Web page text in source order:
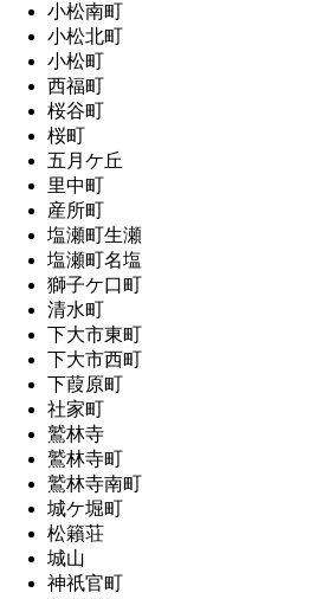
小松南町
小松北町
小松町
西福町
桜谷町
桜町
五月ケ丘
里中町
産所町
塩瀬町生瀬
塩瀬町名塩
獅子ケ口町
清水町
下大市東町
下大市西町
下葭原町
社家町
鷲林寺
鷲林寺町
鷲林寺南町
城ケ堀町
松籟荘
城山
神祇官町